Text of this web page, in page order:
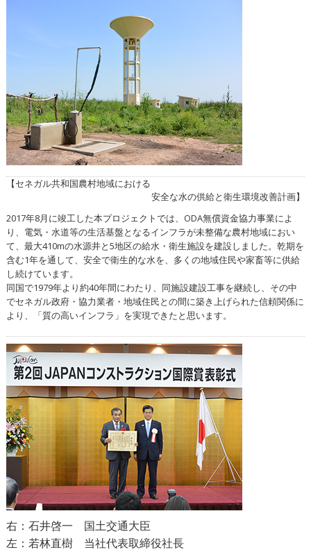
【セネガル共和国農村地域における
安全な水の供給と衛生環境改善計画】
2017年8月に竣工した本プロジェクトでは、ODA無償資金協力事業によ
り、電気・水道等の生活基盤となるインフラが未整備な農村地域におい
て、最大410mの水源井と5地区の給水・衛生施設を建設しました。乾期を
含む1年を通して、安全で衛生的な水を、多くの地域住民や家畜等に供給
し続けています。
同国で1979年より約40年間にわたり、同施設建設工事を継続し、その中
でセネガル政府・協力業者・地域住民との間に築き上げられた信頼関係に
より、「質の高いインフラ」を実現できたと思います。
右：石井啓一 国土交通大臣
左：若林直樹 当社代表取締役社長